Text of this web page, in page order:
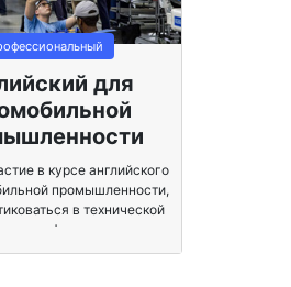
для
в курсе английского
промышленности,
в технической
и профессиональных
терминах.